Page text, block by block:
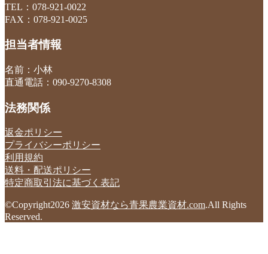
TEL：078-921-0022
FAX：078-921-0025
担当者情報
名前：小林
直通電話：090-9270-8308
法務関係
返金ポリシー
プライバシーポリシー
利用規約
送料・配送ポリシー
特定商取引法に基づく表記
©Copyright2026 激安資材なら青果農業資材.com.All Rights
Reserved.